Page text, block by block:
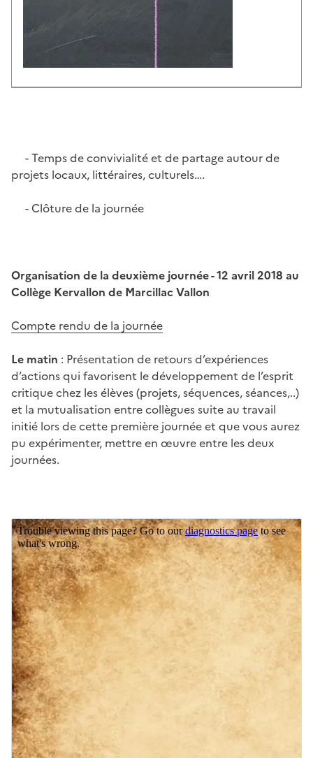
- Temps de convivialité et de partage autour de
projets locaux, littéraires, culturels….
- Clôture de la journée
Organisation de la deuxième journée - 12 avril 2018 au
Collège Kervallon de Marcillac Vallon
Compte rendu de la journée
Le matin : Présentation de retours d’expériences
d’actions qui favorisent le développement de l’esprit
critique chez les élèves (projets, séquences, séances,..)
et la mutualisation entre collègues suite au travail
initié lors de cette première journée et que vous aurez
pu expérimenter, mettre en œuvre entre les deux
journées.